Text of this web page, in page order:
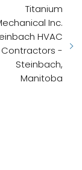
Titanium
Inc.
HVAC
Contractors -
Steinbach,
Manitoba